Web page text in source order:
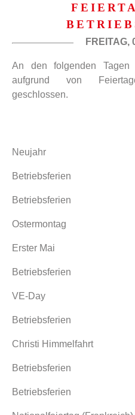
FREITAG,
An den folgenden Tagen
aufgrund von
geschlossen.
Neujahr
Betriebsferien
Betriebsferien
Ostermontag
Erster Mai
Betriebsferien
VE-Day
Betriebsferien
Christi Himmelfahrt
Betriebsferien
Betriebsferien